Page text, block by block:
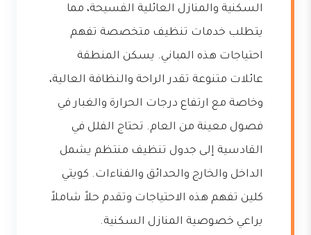
السكنية والمنازل العائلية الفسيحة، مما
يتطلب خدمات تنظيف متخصصة تفهم
احتياجات هذه المباني. يسكن المنطقة
عائلات متنوعة تقدر الراحة والنظافة العالية،
وخاصة مع ارتفاع درجات الحرارة والغبار في
فصول معينة من العام. تحتاج الفلل في
القادسية إلى جدول تنظيف منتظم يشمل
الداخل والخارج والحدائق والفناءات. كويتي
كلين تفهم هذه الاحتياجات وتقدم حلاً شاملاً
يراعي خصوصية المنازل السكنية.